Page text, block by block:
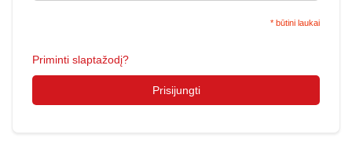
* būtini laukai
Priminti slaptažodį?
Prisijungti